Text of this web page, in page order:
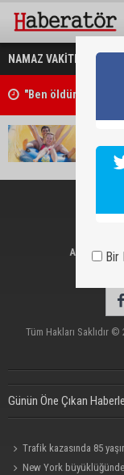
NAMAZ VAKİTLERİ
"Ben öldürdüm"
Ana Sayfa
Tüm Hakları Saklıdır ©
Günün Öne Çıkan
Trafik kazasında 85
New York
Bir